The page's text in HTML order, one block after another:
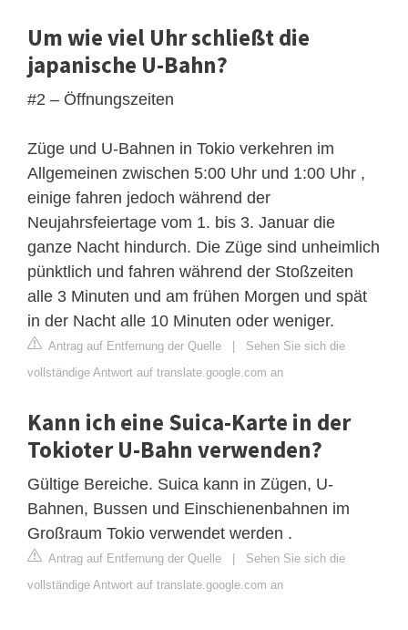
Um wie viel Uhr schließt die
japanische U-Bahn?
#2 – Öffnungszeiten
Züge und U-Bahnen in Tokio verkehren im
Allgemeinen zwischen 5:00 Uhr und 1:00 Uhr ,
einige fahren jedoch während der
Neujahrsfeiertage vom 1. bis 3. Januar die
ganze Nacht hindurch. Die Züge sind unheimlich
pünktlich und fahren während der Stoßzeiten
alle 3 Minuten und am frühen Morgen und spät
in der Nacht alle 10 Minuten oder weniger.
Antrag auf Entfernung der Quelle | Sehen Sie sich die
vollständige Antwort auf translate.google.com an
Kann ich eine Suica-Karte in der
Tokioter U-Bahn verwenden?
Gültige Bereiche. Suica kann in Zügen, U-
Bahnen, Bussen und Einschienenbahnen im
Großraum Tokio verwendet werden .
Antrag auf Entfernung der Quelle | Sehen Sie sich die
vollständige Antwort auf translate.google.com an